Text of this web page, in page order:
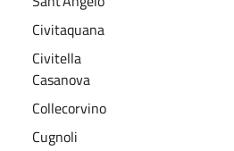
Civitaquana
Civitella
Casanova
Collecorvino
Cugnoli